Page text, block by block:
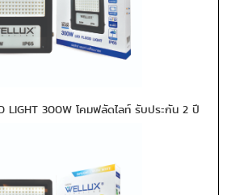
LIGHT 300W โคมฟลัดไลท์ รับประกัน 2 ปี